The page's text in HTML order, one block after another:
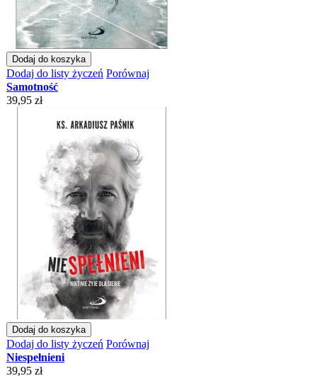
Dodaj do koszyka
Dodaj do listy życzeń Porównaj
Samotność
39,95 zł
Dodaj do koszyka
Dodaj do listy życzeń Porównaj
Niespełnieni
39,95 zł